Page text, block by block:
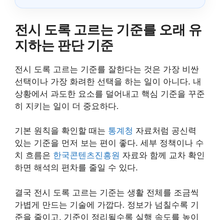
전시 도록 고르는 기준를 오래 유
지하는 판단 기준
전시 도록 고르는 기준를 잘한다는 것은 가장 비싼
선택이나 가장 화려한 선택을 하는 일이 아니다. 내
상황에서 과도한 요소를 덜어내고 핵심 기준을 꾸준
히 지키는 일이 더 중요하다.
기본 원칙을 확인할 때는 통계청 자료처럼 공신력
있는 기준을 먼저 보는 편이 좋다. 세부 정책이나 수
치 흐름은 한국콘텐츠진흥원 자료와 함께 교차 확인
하면 해석의 편차를 줄일 수 있다.
결국 전시 도록 고르는 기준는 생활 전체를 조금씩
가볍게 만드는 기술에 가깝다. 정보가 넘칠수록 기
준을 줄이고, 기준이 정리될수록 실행 속도를 높이